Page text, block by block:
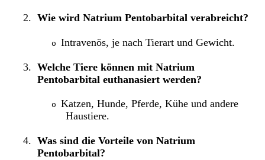
2. Wie wird Natrium Pentobarbital verabreicht?
o Intravenös, je nach Tierart und Gewicht.
3. Welche Tiere können mit Natrium
Pentobarbital euthanasiert werden?
o Katzen, Hunde, Pferde, Kühe und andere
Haustiere.
4. Was sind die Vorteile von Natrium
Pentobarbital?